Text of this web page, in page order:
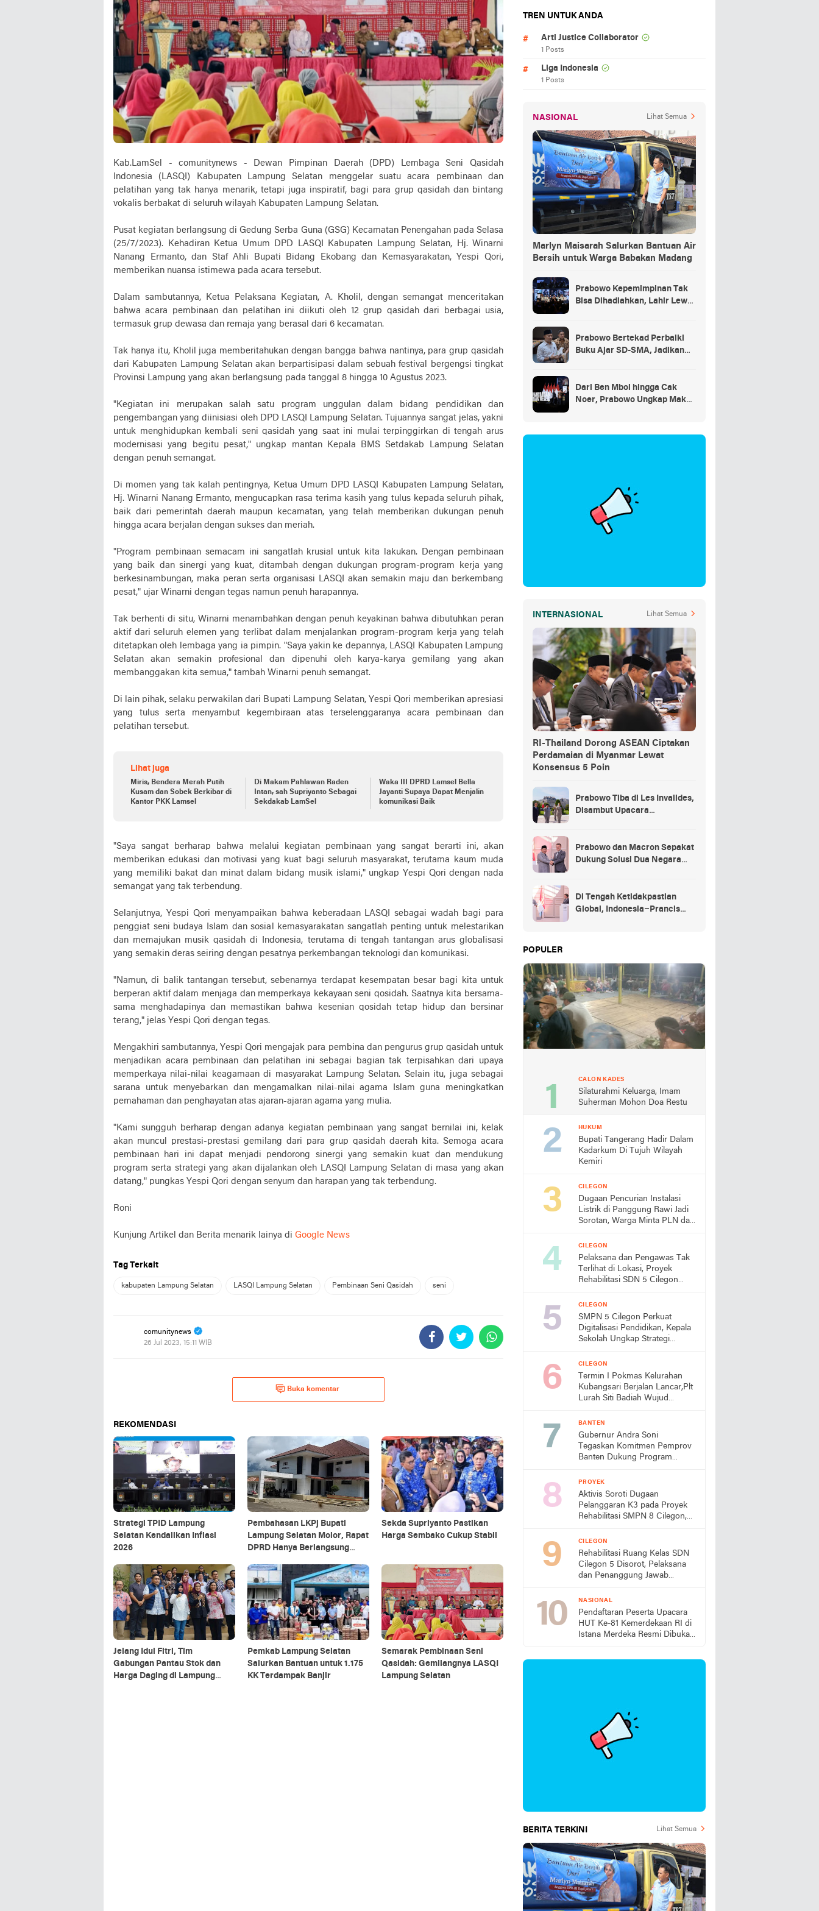
Kab.LamSel - comunitynews - Dewan Pimpinan Daerah (DPD) Lembaga Seni Qasidah
Indonesia (LASQI) Kabupaten Lampung Selatan menggelar suatu acara pembinaan dan
pelatihan yang tak hanya menarik, tetapi juga inspiratif, bagi para grup qasidah dan bintang
vokalis berbakat di seluruh wilayah Kabupaten Lampung Selatan.
Pusat kegiatan berlangsung di Gedung Serba Guna (GSG) Kecamatan Penengahan pada Selasa
(25/7/2023). Kehadiran Ketua Umum DPD LASQI Kabupaten Lampung Selatan, Hj. Winarni
Nanang Ermanto, dan Staf Ahli Bupati Bidang Ekobang dan Kemasyarakatan, Yespi Qori,
memberikan nuansa istimewa pada acara tersebut.
Dalam sambutannya, Ketua Pelaksana Kegiatan, A. Kholil, dengan semangat menceritakan
bahwa acara pembinaan dan pelatihan ini diikuti oleh 12 grup qasidah dari berbagai usia,
termasuk grup dewasa dan remaja yang berasal dari 6 kecamatan.
Tak hanya itu, Kholil juga memberitahukan dengan bangga bahwa nantinya, para grup qasidah
dari Kabupaten Lampung Selatan akan berpartisipasi dalam sebuah festival bergengsi tingkat
Provinsi Lampung yang akan berlangsung pada tanggal 8 hingga 10 Agustus 2023.
"Kegiatan ini merupakan salah satu program unggulan dalam bidang pendidikan dan
pengembangan yang diinisiasi oleh DPD LASQI Lampung Selatan. Tujuannya sangat jelas, yakni
untuk menghidupkan kembali seni qasidah yang saat ini mulai terpinggirkan di tengah arus
modernisasi yang begitu pesat," ungkap mantan Kepala BMS Setdakab Lampung Selatan
dengan penuh semangat.
Di momen yang tak kalah pentingnya, Ketua Umum DPD LASQI Kabupaten Lampung Selatan,
Hj. Winarni Nanang Ermanto, mengucapkan rasa terima kasih yang tulus kepada seluruh pihak,
baik dari pemerintah daerah maupun kecamatan, yang telah memberikan dukungan penuh
hingga acara berjalan dengan sukses dan meriah.
"Program pembinaan semacam ini sangatlah krusial untuk kita lakukan. Dengan pembinaan
yang baik dan sinergi yang kuat, ditambah dengan dukungan program-program kerja yang
berkesinambungan, maka peran serta organisasi LASQI akan semakin maju dan berkembang
pesat," ujar Winarni dengan tegas namun penuh harapannya.
Tak berhenti di situ, Winarni menambahkan dengan penuh keyakinan bahwa dibutuhkan peran
aktif dari seluruh elemen yang terlibat dalam menjalankan program-program kerja yang telah
ditetapkan oleh lembaga yang ia pimpin. "Saya yakin ke depannya, LASQI Kabupaten Lampung
Selatan akan semakin profesional dan dipenuhi oleh karya-karya gemilang yang akan
membanggakan kita semua," tambah Winarni penuh semangat.
Di lain pihak, selaku perwakilan dari Bupati Lampung Selatan, Yespi Qori memberikan apresiasi
yang tulus serta menyambut kegembiraan atas terselenggaranya acara pembinaan dan
pelatihan tersebut.
Lihat juga
Miris, Bendera Merah Putih
Kusam dan Sobek Berkibar di
Kantor PKK Lamsel
Di Makam Pahlawan Raden
Intan, sah Supriyanto Sebagai
Sekdakab LamSel
Waka III DPRD Lamsel Bella
Jayanti Supaya Dapat Menjalin
komunikasi Baik
"Saya sangat berharap bahwa melalui kegiatan pembinaan yang sangat berarti ini, akan
memberikan edukasi dan motivasi yang kuat bagi seluruh masyarakat, terutama kaum muda
yang memiliki bakat dan minat dalam bidang musik islami," ungkap Yespi Qori dengan nada
semangat yang tak terbendung.
Selanjutnya, Yespi Qori menyampaikan bahwa keberadaan LASQI sebagai wadah bagi para
penggiat seni budaya Islam dan sosial kemasyarakatan sangatlah penting untuk melestarikan
dan memajukan musik qasidah di Indonesia, terutama di tengah tantangan arus globalisasi
yang semakin deras seiring dengan pesatnya perkembangan teknologi dan komunikasi.
"Namun, di balik tantangan tersebut, sebenarnya terdapat kesempatan besar bagi kita untuk
berperan aktif dalam menjaga dan memperkaya kekayaan seni qosidah. Saatnya kita bersama-
sama menghadapinya dan memastikan bahwa kesenian qosidah tetap hidup dan bersinar
terang," jelas Yespi Qori dengan tegas.
Mengakhiri sambutannya, Yespi Qori mengajak para pembina dan pengurus grup qasidah untuk
menjadikan acara pembinaan dan pelatihan ini sebagai bagian tak terpisahkan dari upaya
memperkaya nilai-nilai keagamaan di masyarakat Lampung Selatan. Selain itu, juga sebagai
sarana untuk menyebarkan dan mengamalkan nilai-nilai agama Islam guna meningkatkan
pemahaman dan penghayatan atas ajaran-ajaran agama yang mulia.
"Kami sungguh berharap dengan adanya kegiatan pembinaan yang sangat bernilai ini, kelak
akan muncul prestasi-prestasi gemilang dari para grup qasidah daerah kita. Semoga acara
pembinaan hari ini dapat menjadi pendorong sinergi yang semakin kuat dan mendukung
program serta strategi yang akan dijalankan oleh LASQI Lampung Selatan di masa yang akan
datang," pungkas Yespi Qori dengan senyum dan harapan yang tak terbendung.
Roni
Kunjung Artikel dan Berita menarik lainya di Google News
Tag Terkait
kabupaten Lampung Selatan LASQI Lampung Selatan Pembinaan Seni Qasidah seni
comunitynews
26 Jul 2023, 15:11 WIB
Buka komentar
REKOMENDASI
Strategi TPID Lampung
Selatan Kendalikan Inflasi
2026
Pembahasan LKPj Bupati
Lampung Selatan Molor, Rapat
DPRD Hanya Berlangsung
Sekda Supriyanto Pastikan
Harga Sembako Cukup Stabil
Jelang Idul Fitri, Tim
Gabungan Pantau Stok dan
Harga Daging di Lampung
Pemkab Lampung Selatan
Salurkan Bantuan untuk 1.175
KK Terdampak Banjir
Semarak Pembinaan Seni
Qasidah: Gemilangnya LASQI
Lampung Selatan
TREN UNTUK ANDA
Arti Justice Collaborator
1 Posts
Liga Indonesia
1 Posts
NASIONAL Lihat Semua
Marlyn Maisarah Salurkan Bantuan Air
Bersih untuk Warga Babakan Madang
Prabowo Kepemimpinan Tak
Bisa Dihadiahkan, Lahir Lewat
Prabowo Bertekad Perbaiki
Buku Ajar SD-SMA, Jadikan
Dari Ben Mboi hingga Cak
Noer, Prabowo Ungkap Makna
Sehat*
INTERNASIONAL Lihat Semua
RI-Thailand Dorong ASEAN Ciptakan
Perdamaian di Myanmar Lewat
Konsensus 5 Poin
Prabowo Tiba di Les Invalides,
Disambut Upacara
Prabowo dan Macron Sepakat
Dukung Solusi Dua Negara
Di Tengah Ketidakpastian
Global, Indonesia–Prancis
POPULER
CALON KADES
Silaturahmi Keluarga, Imam
Suherman Mohon Doa Restu
HUKUM
Bupati Tangerang Hadir Dalam
Kadarkum Di Tujuh Wilayah
Kemiri
CILEGON
Dugaan Pencurian Instalasi
Listrik di Panggung Rawi Jadi
Sorotan, Warga Minta PLN dan
CILEGON
Pelaksana dan Pengawas Tak
Terlihat di Lokasi, Proyek
Rehabilitasi SDN 5 Cilegon
Turun Tangan
CILEGON
SMPN 5 Cilegon Perkuat
Digitalisasi Pendidikan, Kepala
Sekolah Ungkap Strategi
Unggulan Siswa
CILEGON
Termin I Pokmas Kelurahan
Kubangsari Berjalan Lancar,Plt
Lurah Siti Badiah Wujud
Lingkungan
BANTEN
Gubernur Andra Soni
Tegaskan Komitmen Pemprov
Banten Dukung Program
PROYEK
Aktivis Soroti Dugaan
Pelanggaran K3 pada Proyek
Rehabilitasi SMPN 8 Cilegon,
CILEGON
Rehabilitasi Ruang Kelas SDN
Cilegon 5 Disorot, Pelaksana
dan Penanggung Jawab
Berada di Lokasi
NASIONAL
Pendaftaran Peserta Upacara
HUT Ke-81 Kemerdekaan RI di
Istana Merdeka Resmi Dibuka
BERITA TERKINI Lihat Semua